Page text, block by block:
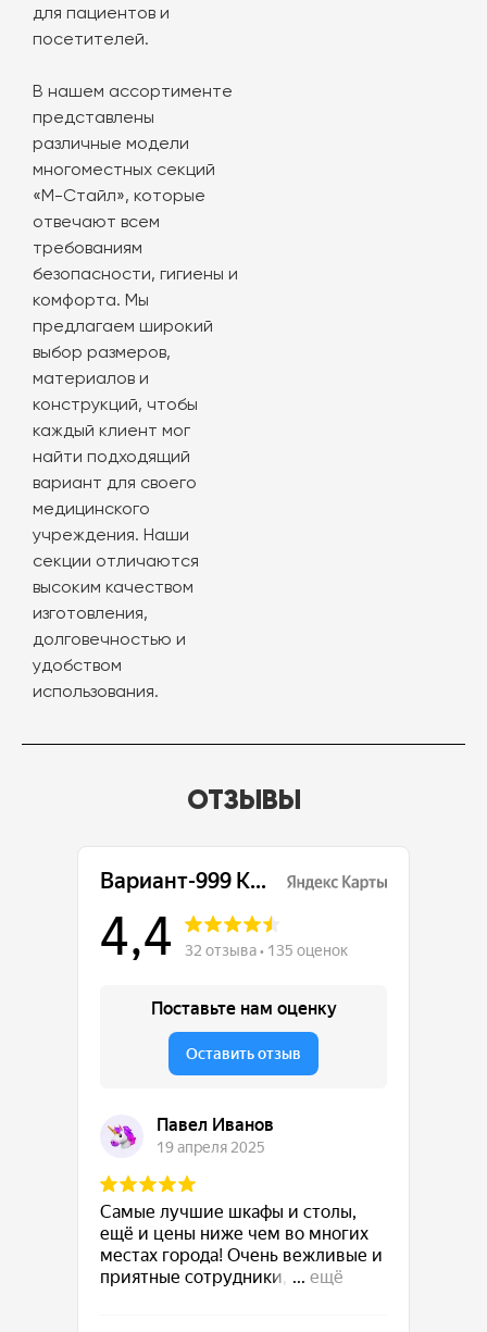
для пациентов и
посетителей.
В нашем ассортименте
представлены
различные модели
многоместных секций
«М-Стайл», которые
отвечают всем
требованиям
безопасности, гигиены и
комфорта. Мы
предлагаем широкий
выбор размеров,
материалов и
конструкций, чтобы
каждый клиент мог
найти подходящий
вариант для своего
медицинского
учреждения. Наши
секции отличаются
высоким качеством
изготовления,
долговечностью и
удобством
использования.
ОТЗЫВЫ